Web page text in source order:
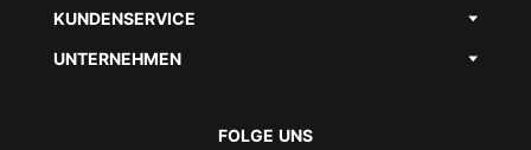
KUNDENSERVICE
UNTERNEHMEN
FOLGE UNS